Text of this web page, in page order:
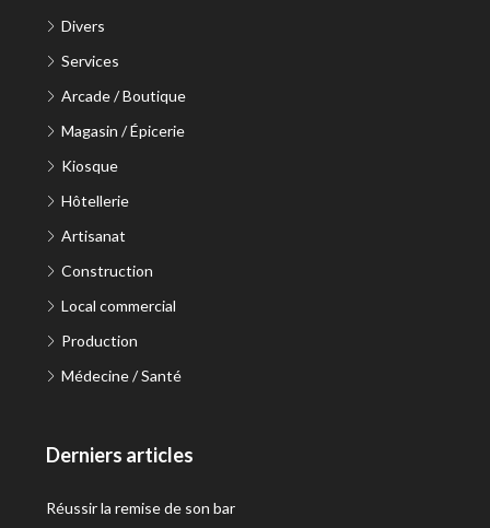
Divers
Services
Arcade / Boutique
Magasin / Épicerie
Kiosque
Hôtellerie
Artisanat
Construction
Local commercial
Production
Médecine / Santé
Derniers articles
Réussir la remise de son bar